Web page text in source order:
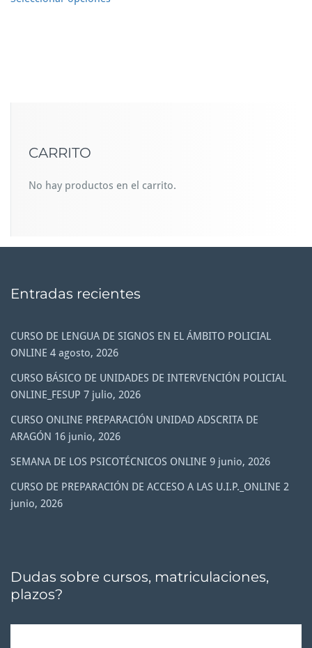
CARRITO
No hay productos en el carrito.
Entradas recientes
CURSO DE LENGUA DE SIGNOS EN EL ÁMBITO POLICIAL
ONLINE 4 agosto, 2026
CURSO BÁSICO DE UNIDADES DE INTERVENCIÓN POLICIAL
ONLINE_FESUP 7 julio, 2026
CURSO ONLINE PREPARACIÓN UNIDAD ADSCRITA DE
ARAGÓN 16 junio, 2026
SEMANA DE LOS PSICOTÉCNICOS ONLINE 9 junio, 2026
CURSO DE PREPARACIÓN DE ACCESO A LAS U.I.P._ONLINE 2
junio, 2026
Dudas sobre cursos, matriculaciones,
plazos?